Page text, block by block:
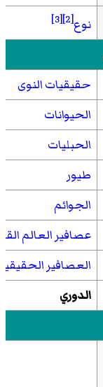
نوع[2]
[3]
حقيقيات النوى
الحيوانات
الحبليات
طيور
الجوائم
عصافير العالم
العصافير
الدوري